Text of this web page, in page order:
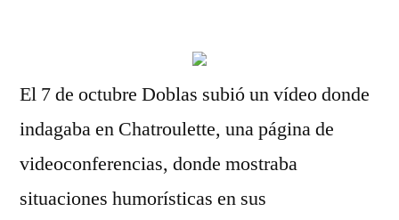
El 7 de octubre Doblas subió un vídeo donde
indagaba en Chatroulette, una página de
videoconferencias, donde mostraba
situaciones humorísticas en sus